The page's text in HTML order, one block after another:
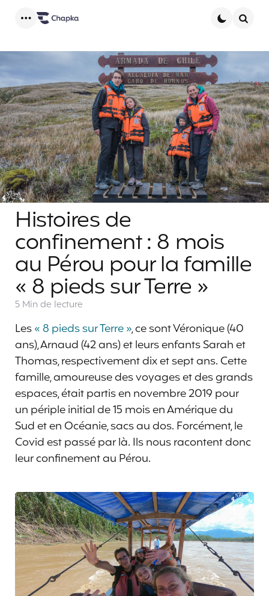
Histoires de
confinement : 8 mois
au Pérou pour la famille
« 8 pieds sur Terre »
5 Min de lecture
Les« 8 pieds sur Terre », ce sont Véronique (40
ans), Arnaud (42 ans) et leurs enfants Sarah et
Thomas, respectivement dix et sept ans. Cette
famille, amoureuse des voyages et des grands
espaces, était partis en novembre 2019 pour
un périple initial de 15 mois en Amérique du
Sud et en Océanie, sacs au dos. Forcément, le
Covid est passé par là. Ils nous racontent donc
leur confinement au Pérou.